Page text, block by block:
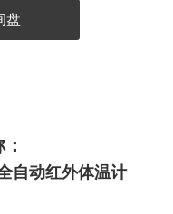
盘
自动红外体温计